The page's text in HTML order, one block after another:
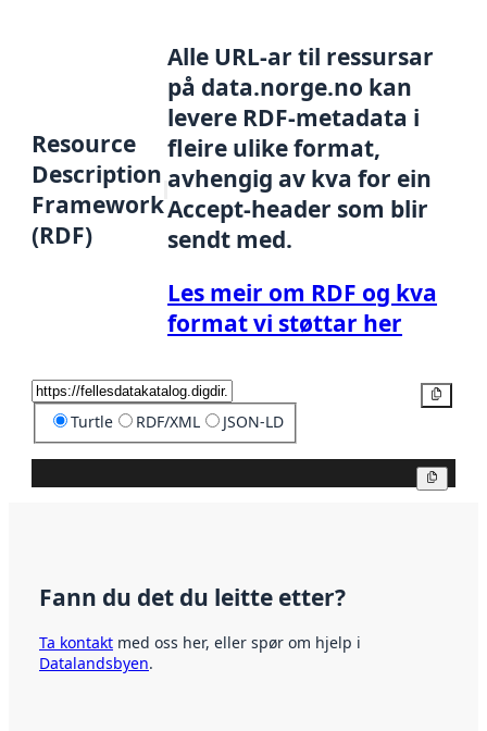
Resource
Description
Framework
(RDF)
Alle URL-ar til ressursar
på data.norge.no kan
levere RDF-metadata i
fleire ulike format,
avhengig av kva for ein
Accept-header som blir
sendt med.
Les meir om RDF og kva
format vi støttar her
Turtle RDF/XML JSON-LD
Fann du det du leitte etter?
Ta kontakt med oss her, eller spør om hjelp i
Datalandsbyen.